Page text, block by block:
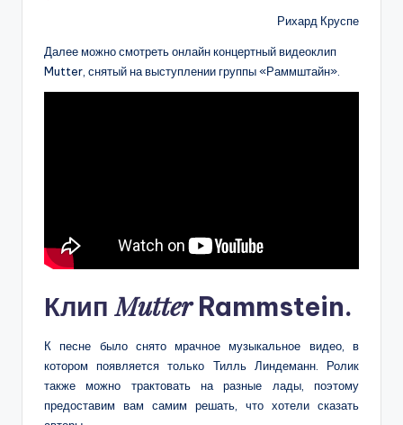
Рихард Круспе
Далее можно смотреть онлайн концертный видеоклип
Mutter, снятый на выступлении группы «Раммштайн».
КлипMutterRammstein.
К песне было снято мрачное музыкальное видео, в
котором появляется только Тилль Линдеманн. Ролик
также можно трактовать на разные лады, поэтому
предоставим вам самим решать, что хотели сказать